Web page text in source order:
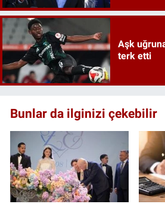
Aşk
terk etti
Bunlar da ilginizi çekebilir